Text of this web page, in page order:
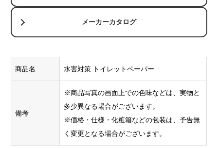
メーカーカタログ
商品名 水害対策 トイレットペーパー
備考
※商品写真の画面上での色味などは、実物と
多少異なる場合がございます。
※価格・仕様・化粧箱などの包装は、予告無
く変更となる場合がございます。